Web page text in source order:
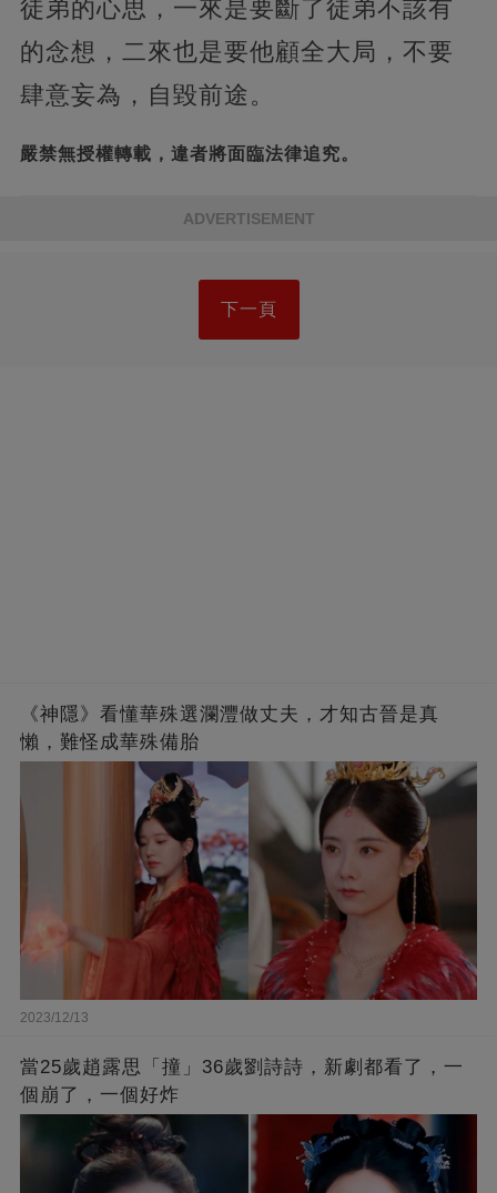
徒弟的心思，一來是要斷了徒弟不該有
的念想，二來也是要他顧全大局，不要
肆意妄為，自毀前途。
嚴禁無授權轉載，違者將面臨法律追究。
ADVERTISEMENT
下一頁
《神隱》看懂華殊選瀾灃做丈夫，才知古晉是真
懶，難怪成華殊備胎
2023/12/13
當25歲趙露思「撞」36歲劉詩詩，新劇都看了，一
個崩了，一個好炸